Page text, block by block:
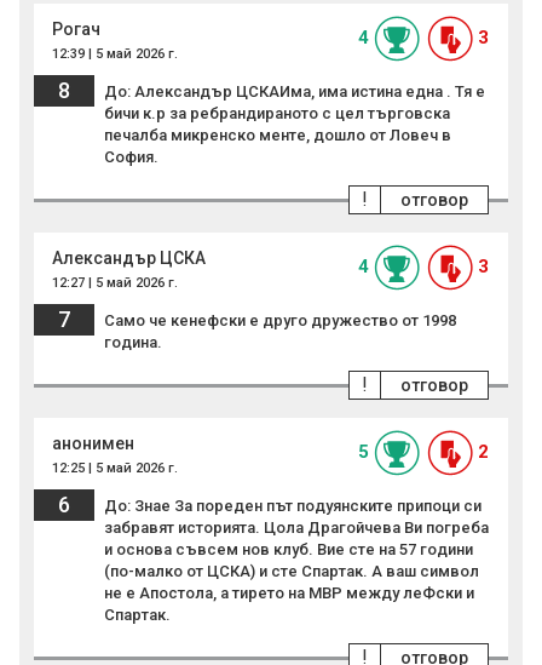
Рогач
12:39 | 5 май 2026 г.
4 3
8
До: Александър ЦСКАИма, има истина една . Тя е
бичи к.р за ребрандираното с цел търговска
печалба микренско менте, дошло от Ловеч в
София.
отговор
!
Александър ЦСКА
12:27 | 5 май 2026 г.
4 3
7
Само че кенефски е друго дружество от 1998
година.
отговор
!
анонимен
12:25 | 5 май 2026 г.
5 2
6
До: Знае За пореден път подуянските припоци си
забравят историята. Цола Драгойчева Ви погреба
и основа съвсем нов клуб. Вие сте на 57 години
(по-малко от ЦСКА) и сте Спартак. А ваш символ
не е Апостола, а тирето на МВР между леФски и
Спартак.
отговор
!